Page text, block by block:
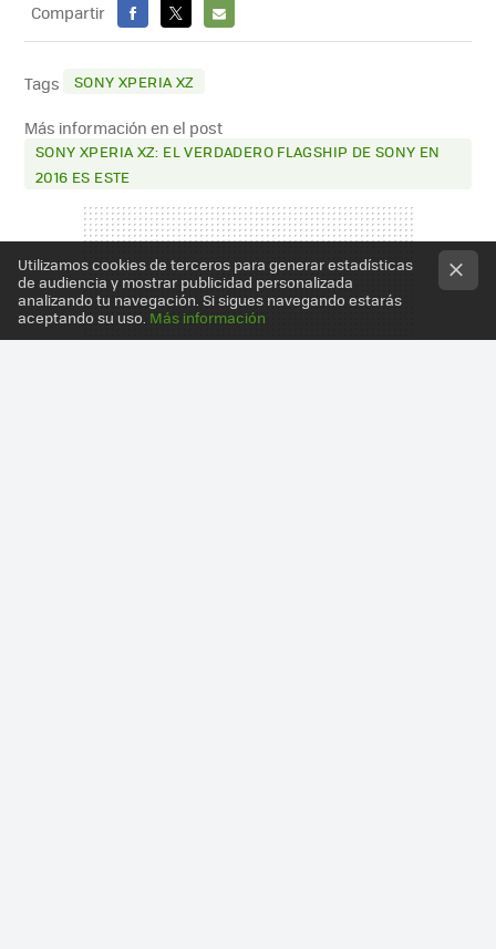
Compartir
FACEBOOK
X
E-
Tags SONY XPERIA XZ
Más información en el post
SONY XPERIA XZ: EL VERDADERO FLAGSHIP DE SONY EN
2016 ES ESTE
Utilizamos cookies de terceros para generar estadísticas
de audiencia y mostrar publicidad personalizada
analizando tu navegación. Si sigues navegando estarás
aceptando su uso. Más información